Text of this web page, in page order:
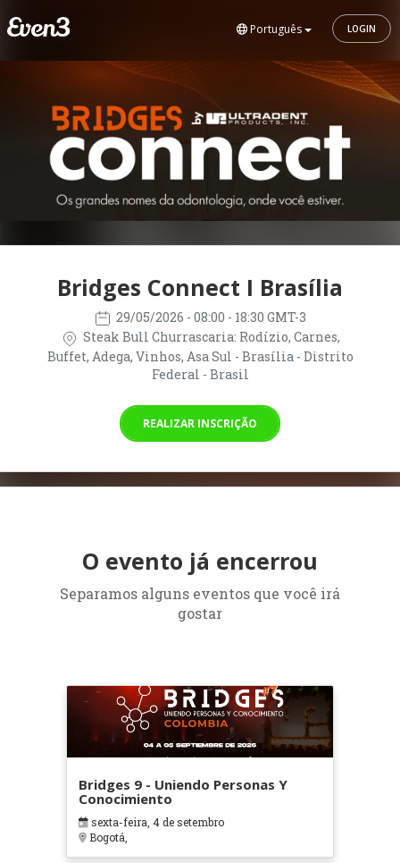
Português LOGIN
Bridges Connect I Brasília
29/05/2026 - 08:00 - 18:30 GMT-3
Steak Bull Churrascaria: Rodízio, Carnes,
Buffet, Adega, Vinhos, Asa Sul - Brasília - Distrito
Federal - Brasil
REALIZAR INSCRIÇÃO
O evento já encerrou
Separamos alguns eventos que você irá
gostar
Bridges 9 - Uniendo Personas Y
Conocimiento
sexta-feira, 4 de setembro
Bogotá,